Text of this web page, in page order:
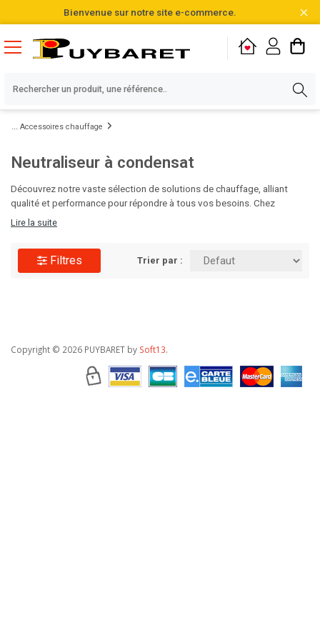
Bienvenue sur notre site e-commerce.
Accessoires chauffage
Neutraliseur à condensat
Découvrez notre vaste sélection de solutions de chauffage, alliant
qualité et performance pour répondre à tous vos besoins. Chez
Puybaret, nous vous proposons plus de 20 000 références,
notre gamme et faites le choix de l'excellence dès aujourd'hui !
Lire la suite
Filtres Trier par :
Copyright © 2026 PUYBARET by Soft13.